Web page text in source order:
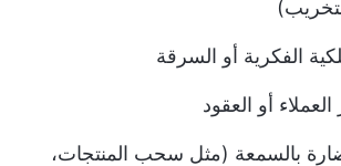
الفكرية أو السرقة
أو العقود
بالسمعة (مثل سحب المنتجات،